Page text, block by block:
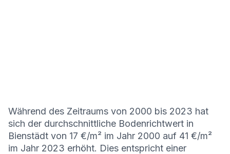
Während des Zeitraums von 2000 bis 2023 hat
sich der durchschnittliche Bodenrichtwert in
Bienstädt von 17 €/m² im Jahr 2000 auf 41 €/m²
im Jahr 2023 erhöht. Dies entspricht einer